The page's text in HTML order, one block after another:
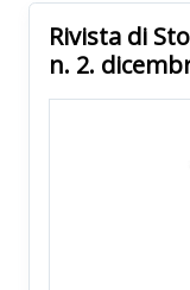
Rivista di
n. 2.